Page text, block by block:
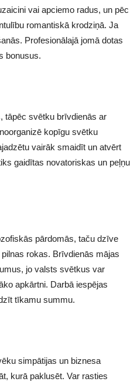
vai apciemo radus, un pēc
romantiskā krodziņā. Ja
Profesionālajā jomā dotas
bonusus.
tāpēc svētku brīvdienās ar
kopīgu svētku
vairāk smaidīt un atvērt
gaidītas novatoriskas un peļņu
pārdomās, taču dzīve
rokas. Brīvdienās mājas
jo valsts svētkus var
apkārtni. Darbā iespējas
tīkamu summu.
simpātijas un biznesa
kurā paklusēt. Var rasties